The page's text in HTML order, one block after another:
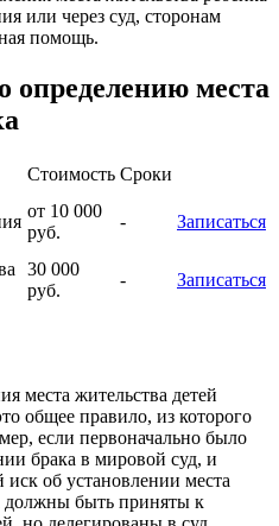
или через суд, сторонам
помощь.
определению места
Стоимость Сроки
от 10 000
руб.
- Записаться
30 000
руб.
- Записаться
места жительства детей
общее правило, из которого
если первоначально было
брака в мировой суд, и
об установлении места
должны быть приняты к